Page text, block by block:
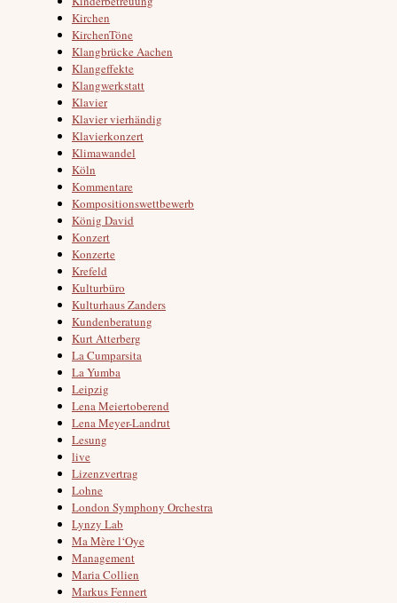
Kirchen
KirchenTöne
Klangbrücke Aachen
Klangeffekte
Klangwerkstatt
Klavier
Klavier vierhändig
Klavierkonzert
Klimawandel
Köln
Kommentare
Kompositionswettbewerb
König David
Konzert
Konzerte
Krefeld
Kulturbüro
Kulturhaus Zanders
Kundenberatung
Kurt Atterberg
La Cumparsita
La Yumba
Leipzig
Lena Meiertoberend
Lena Meyer-Landrut
Lesung
live
Lizenzvertrag
Lohne
London Symphony Orchestra
Lynzy Lab
Ma Mère l‘Oye
Management
Maria Collien
Markus Fennert